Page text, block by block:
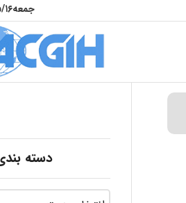
جمعه
دسته